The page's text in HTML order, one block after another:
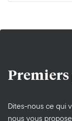
Premiers
Dites-nous ce qui
nous vous